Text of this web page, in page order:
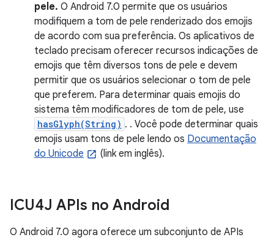
pele. O Android 7.0 permite que os usuários
modifiquem a tom de pele renderizado dos emojis
de acordo com sua preferência. Os aplicativos de
teclado precisam oferecer recursos indicações de
emojis que têm diversos tons de pele e devem
permitir que os usuários selecionar o tom de pele
que preferem. Para determinar quais emojis do
sistema têm modificadores de tom de pele, use
hasGlyph(String) . . Você pode determinar quais
emojis usam tons de pele lendo os Documentação
do Unicode
(link em inglês).
ICU4J APIs no Android
O Android 7.0 agora oferece um subconjunto de APIs